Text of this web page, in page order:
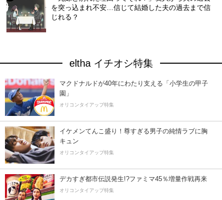
を突っ込まれ不安…信じて結婚した夫の過去まで信
じれる？
eltha イチオシ特集
マクドナルドが40年にわたり支える「小学生の甲子
園」
オリコンタイアップ特集
イケメンてんこ盛り！尊すぎる男子の純情ラブに胸
キュン
オリコンタイアップ特集
デカすぎ都市伝説発生!?ファミマ45％増量作戦再来
オリコンタイアップ特集